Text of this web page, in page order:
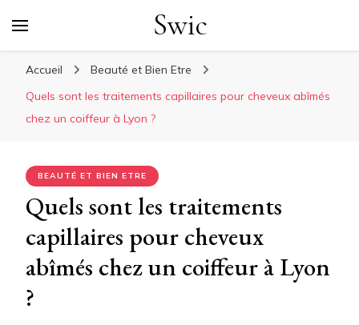
Swic
Accueil
Beauté et Bien Etre
Quels sont les traitements capillaires pour cheveux abîmés
chez un coiffeur à Lyon ?
BEAUTÉ ET BIEN ETRE
Quels sont les traitements
capillaires pour cheveux
abîmés chez un coiffeur à Lyon
?